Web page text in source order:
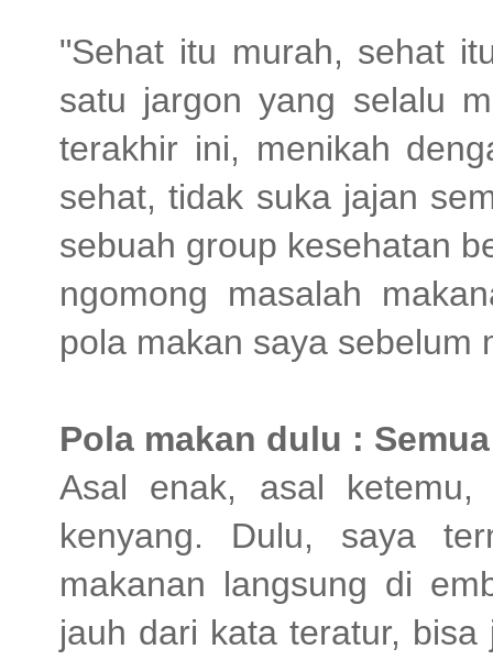
"Sehat itu murah, sehat
satu jargon yang selalu
terakhir ini, menikah
sehat, tidak suka jajan
sebuah group kesehatan
ngomong masalah
pola makan saya sebelum
Pola makan dulu :
Asal enak, asal
kenyang. Dulu, saya
makanan langsung di
jauh dari kata teratur,